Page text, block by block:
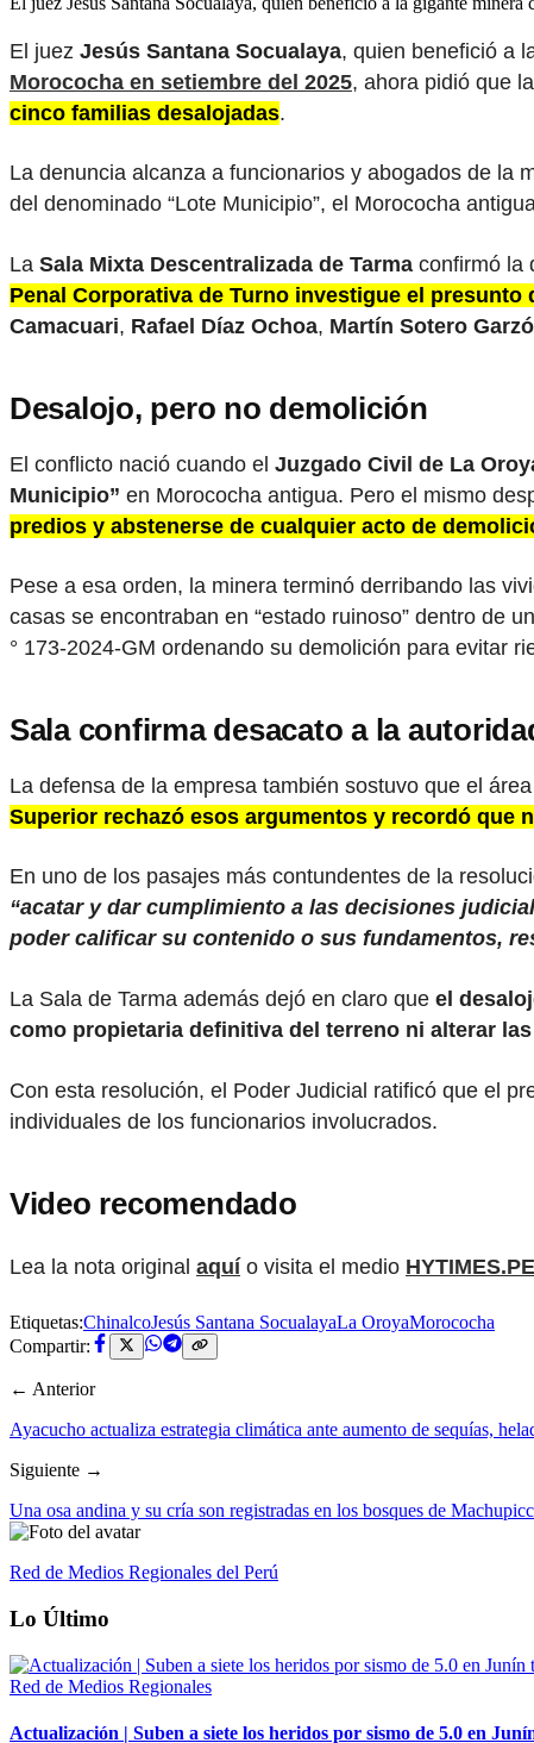
El juez Jesús Santana Socualaya, quien benefició a
Morococha en setiembre del 2025, ahora pidió que
cinco familias desalojadas.
La denuncia alcanza a funcionarios y abogados de la
del denominado “Lote Municipio”, el Morococha
La Sala Mixta Descentralizada de Tarma confirmó la
Penal Corporativa de Turno investigue el
Camacuari, Rafael Díaz Ochoa, Martín Sotero
Desalojo, pero no demolición
El conflicto nació cuando el Juzgado Civil de La
Municipio” en Morococha antigua. Pero el mismo
predios y abstenerse de cualquier acto de
Pese a esa orden, la minera terminó derribando las
casas se encontraban en “estado ruinoso” dentro de
° 173-2024-GM ordenando su demolición para evitar
Sala confirma desacato a la
La defensa de la empresa también sostuvo que el
Superior rechazó esos argumentos y recordó que
En uno de los pasajes más contundentes de la
“acatar y dar cumplimiento a las decisiones
poder calificar su contenido o sus fundamentos,
La Sala de Tarma además dejó en claro que el
como propietaria definitiva del terreno ni alterar
Con esta resolución, el Poder Judicial ratificó que el
individuales de los funcionarios involucrados.
Video recomendado
Lea la nota original aquí o visita el medio HYTIMES.PE
Etiquetas:ChinalcoJesús Santana SocualayaLa OroyaMorococha
Compartir:
← Anterior
Ayacucho actualiza estrategia climática ante aumento de sequías,
Siguiente →
Una osa andina y su cría son registradas en los bosques de
Red de Medios Regionales del Perú
Lo Último
Red de Medios Regionales
Actualización | Suben a siete los heridos por sismo de 5.0 en